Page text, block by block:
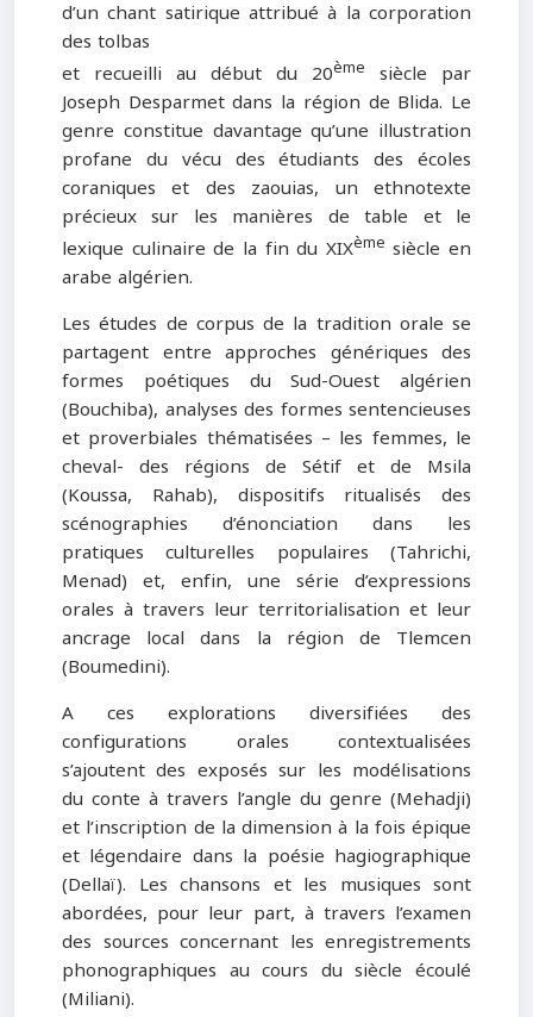
d’un chant satirique attribué à la corporation
des tolbas
et recueilli au début du 20ème siècle par
Joseph Desparmet dans la région de Blida. Le
genre constitue davantage qu’une illustration
profane du vécu des étudiants des écoles
coraniques et des zaouias, un ethnotexte
précieux sur les manières de table et le
lexique culinaire de la fin du XIXème siècle en
arabe algérien.
Les études de corpus de la tradition orale se
partagent entre approches génériques des
formes poétiques du Sud-Ouest algérien
(Bouchiba), analyses des formes sentencieuses
et proverbiales thématisées – les femmes, le
cheval- des régions de Sétif et de Msila
(Koussa, Rahab), dispositifs ritualisés des
scénographies d’énonciation dans les
pratiques culturelles populaires (Tahrichi,
Menad) et, enfin, une série d’expressions
orales à travers leur territorialisation et leur
ancrage local dans la région de Tlemcen
(Boumedini).
A ces explorations diversifiées des
configurations orales contextualisées
s’ajoutent des exposés sur les modélisations
du conte à travers l’angle du genre (Mehadji)
et l’inscription de la dimension à la fois épique
et légendaire dans la poésie hagiographique
(Dellaï). Les chansons et les musiques sont
abordées, pour leur part, à travers l’examen
des sources concernant les enregistrements
phonographiques au cours du siècle écoulé
(Miliani).